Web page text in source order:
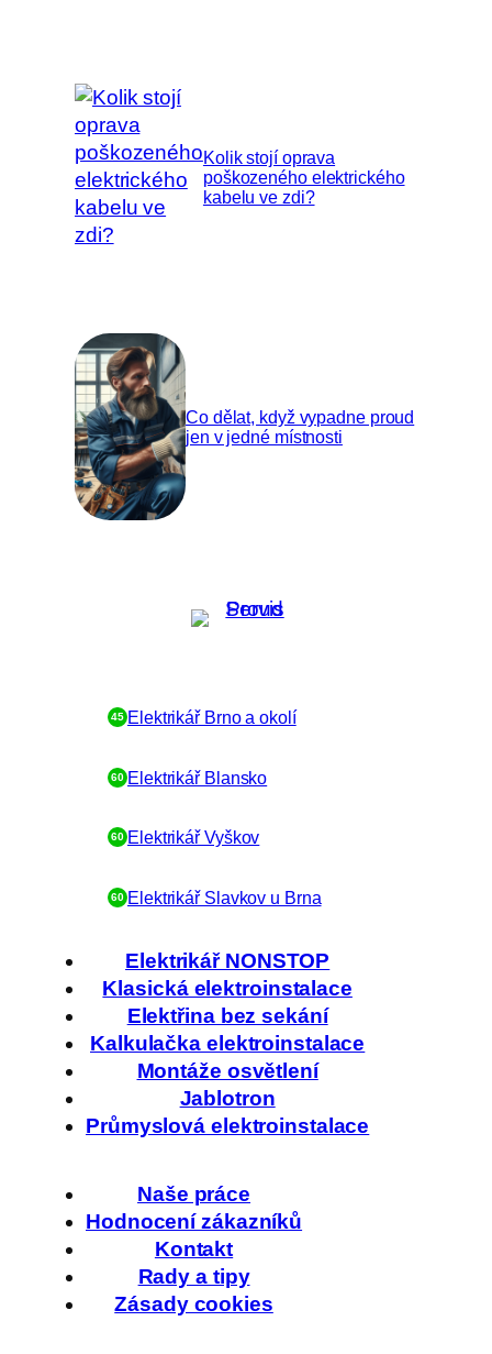
Kolik stojí oprava
poškozeného elektrického
kabelu ve zdi?
Co dělat, když vypadne proud
jen v jedné místnosti
45 Elektrikář Brno a okolí
60 Elektrikář Blansko
60 Elektrikář Vyškov
60 Elektrikář Slavkov u Brna
Elektrikář NONSTOP
Klasická elektroinstalace
Elektřina bez sekání
Kalkulačka elektroinstalace
Montáže osvětlení
Jablotron
Průmyslová elektroinstalace
Naše práce
Hodnocení zákazníků
Kontakt
Rady a tipy
Zásady cookies